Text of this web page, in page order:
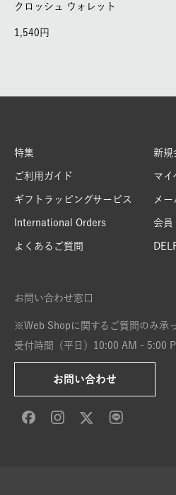
クロッシュ ウォレット
1,540
特集
ご利用ガイド
ギフトラッピングサービス
International Orders
よくあるご質問
新規
マイ
メ
会員
お問い合わせ窓口
※Web Shopに関するご質問のみ承
受付時間（平日）10:00 AM - 5:00
お問い合わせ